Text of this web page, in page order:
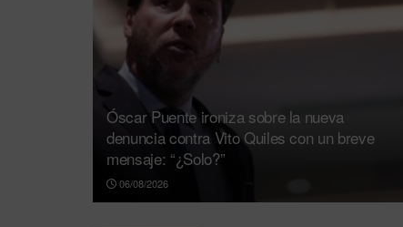
Óscar Puente ironiza sobre la nueva
denuncia contra Vito Quiles con un breve
mensaje: “¿Solo?”
06/08/2026